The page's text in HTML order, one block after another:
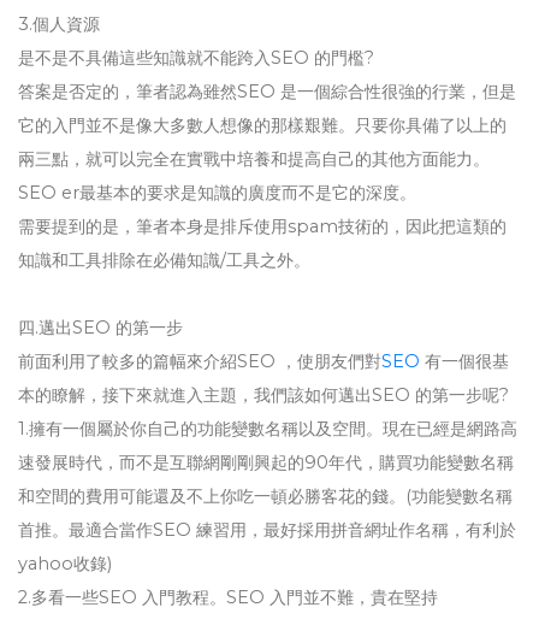
3.個人資源
是不是不具備這些知識就不能跨入SEO 的門檻?
答案是否定的，筆者認為雖然SEO 是一個綜合性很強的行業，但是
它的入門並不是像大多數人想像的那樣艱難。只要你具備了以上的
兩三點，就可以完全在實戰中培養和提高自己的其他方面能力。
SEO er最基本的要求是知識的廣度而不是它的深度。
需要提到的是，筆者本身是排斥使用spam技術的，因此把這類的
知識和工具排除在必備知識/工具之外。
四.邁出SEO 的第一步
前面利用了較多的篇幅來介紹SEO ，使朋友們對SEO 有一個很基
本的瞭解，接下來就進入主題，我們該如何邁出SEO 的第一步呢?
1.擁有一個屬於你自己的功能變數名稱以及空間。現在已經是網路高
速發展時代，而不是互聯網剛剛興起的90年代，購買功能變數名稱
和空間的費用可能還及不上你吃一頓必勝客花的錢。(功能變數名稱
首推。最適合當作SEO 練習用，最好採用拼音網址作名稱，有利於
yahoo收錄)
2.多看一些SEO 入門教程。SEO 入門並不難，貴在堅持